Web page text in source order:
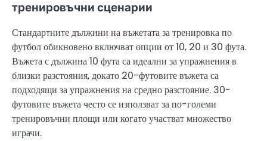
тренировъчни сценарии
Стандартните дължини на въжетата за тренировка по
футбол обикновено включват опции от 10, 20 и 30 фута.
Въжета с дължина 10 фута са идеални за упражнения в
близки разстояния, докато 20-футовите въжета са
подходящи за упражнения на средно разстояние. 30-
футовите въжета често се използват за по-големи
тренировъчни площи или когато участват множество
играчи.